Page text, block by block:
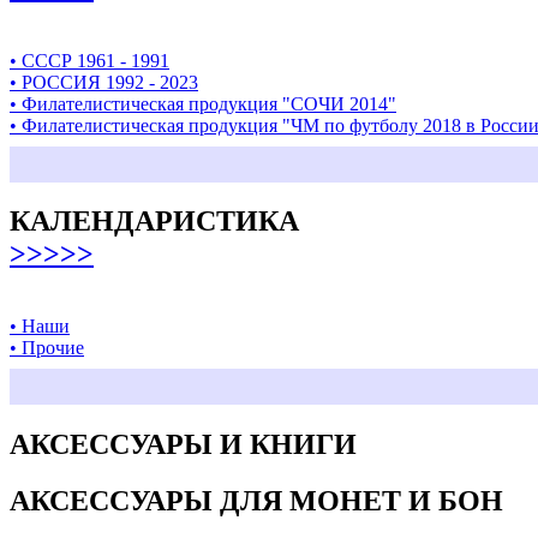
• СССР 1961 - 1991
• РОССИЯ 1992 - 2023
• Филателистическая продукция "СОЧИ 2014"
• Филателистическая продукция "ЧМ по футболу 2018 в
КАЛЕНДАРИСТИКА
>>>>>
• Наши
• Прочие
АКСЕССУАРЫ И КНИГИ
АКСЕССУАРЫ ДЛЯ МОНЕТ И БОН